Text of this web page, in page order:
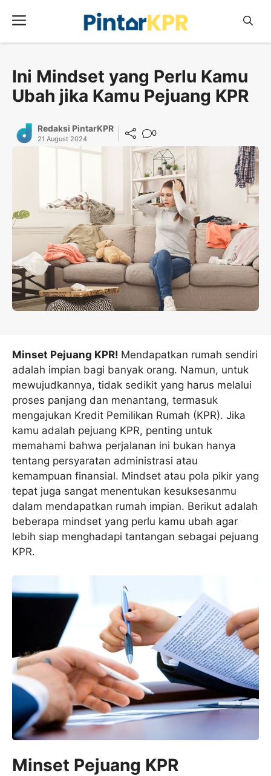
Menu
Ini Mindset yang Perlu Kamu
Ubah jika Kamu Pejuang KPR
Redaksi PintarKPR
21 August 2024
0
Minset Pejuang KPR! Mendapatkan rumah sendiri
adalah impian bagi banyak orang. Namun, untuk
mewujudkannya, tidak sedikit yang harus melalui
proses panjang dan menantang, termasuk
mengajukan Kredit Pemilikan Rumah (KPR). Jika
kamu adalah pejuang KPR, penting untuk
memahami bahwa perjalanan ini bukan hanya
tentang persyaratan administrasi atau
kemampuan finansial. Mindset atau pola pikir yang
tepat juga sangat menentukan kesuksesanmu
dalam mendapatkan rumah impian. Berikut adalah
beberapa mindset yang perlu kamu ubah agar
lebih siap menghadapi tantangan sebagai pejuang
KPR.
Minset Pejuang KPR